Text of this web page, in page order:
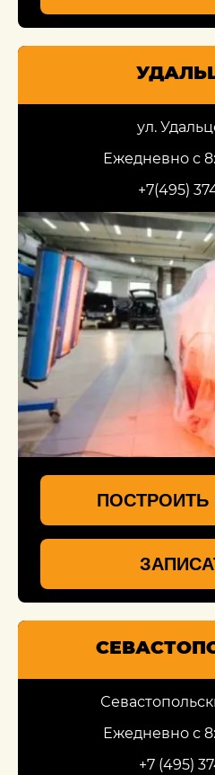
ул.
Ежедневно с
+7(495)
Ежедневно с
+7 (495)